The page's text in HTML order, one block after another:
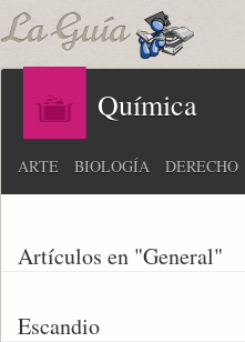
Química
ARTE BIOLOGÍA DERECHO
Artículos en "General"
Escandio